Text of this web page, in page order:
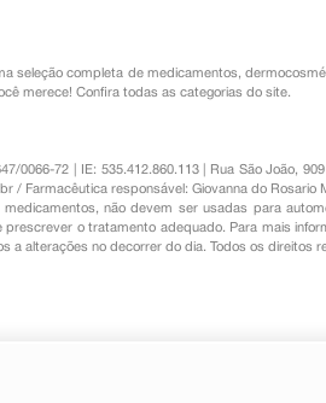
seleção completa de medicamentos ,
merece! Confira todas as categorias do site.
0066-72 | IE: 535.412.860.113 | Rua São João,
/ Farmacêutica responsável: Giovanna do Rosario
não devem ser usadas para
o tratamento adequado. Para mais
a alterações no decorrer do dia. Todos os direitos